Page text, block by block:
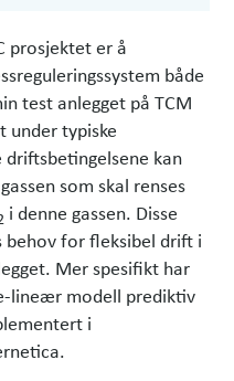
prosjektet er å
både
test anlegget på TCM
under typiske
driftsbetingelsene kan
som skal renses
i denne gassen. Disse
behov for fleksibel drift i
Mer spesifikt har
lineær modell prediktiv
i